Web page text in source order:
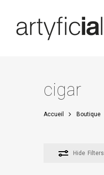
content
cigar
Accueil Boutique
Hide Filters